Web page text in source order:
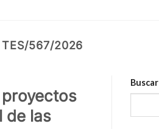
TES/567/2026
de las
Buscar